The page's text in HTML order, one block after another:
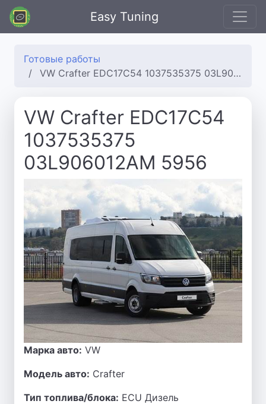
Easy Tuning
Готовые работы
VW Crafter EDC17C54 1037535375 03L906012AM 5956
VW Crafter EDC17C54
1037535375
03L906012AM 5956
Марка авто: VW
Модель авто: Crafter
Тип топлива/блока: ECU Дизель